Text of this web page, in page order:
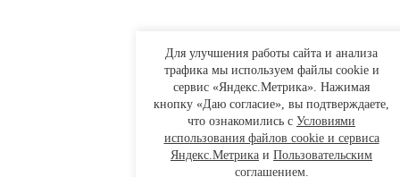
Для улучшения работы сайта и анализа
трафика мы используем файлы cookie и
сервис «Яндекс.Метрика». Нажимая
кнопку «Даю согласие», вы подтверждаете,
что ознакомились с Условиями
использования файлов cookie и сервиса
Яндекс.Метрика и Пользовательским
соглашением.